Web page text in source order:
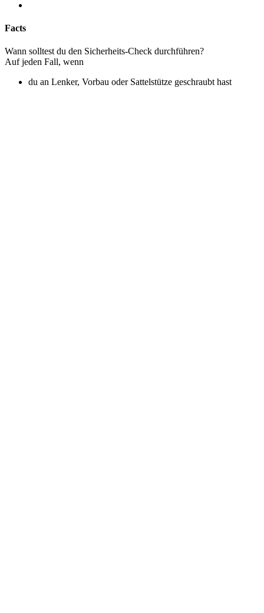
Facts
Wann solltest du den Sicherheits-Check durchführen?
Auf jeden Fall, wenn
du an Lenker, Vorbau oder Sattelstütze geschraubt hast